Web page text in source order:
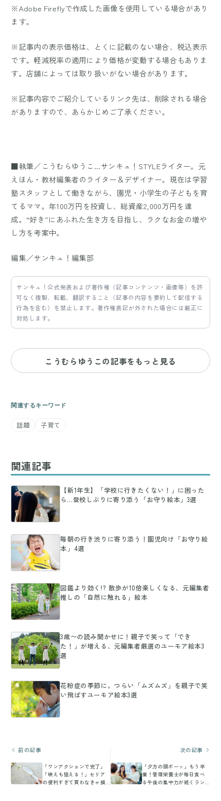
※Adobe Fireflyで作成した画像を使用している場合があり
ます。
※記事内の表示価格は、とくに記載のない場合、税込表示
です。軽減税率の適用により価格が変動する場合もありま
す。店舗によっては取り扱いがない場合があります。
※記事内容でご紹介しているリンク先は、削除される場合
がありますので、あらかじめご了承ください。
■執筆／こうむらゆうこ…サンキュ！STYLEライター。元
えほん・教材編集者のライター＆デザイナー。現在は学習
塾スタッフとして働きながら、園児・小学生の子どもを育
てるママ。年100万円を投資し、総資産2,000万円を達
成。“好き”にあふれた生き方を目指し、ラクなお金の増や
し方を考案中。
編集／サンキュ！編集部
サンキュ！公式発表および著作権（記事コンテンツ・画像等）を許
可なく複製、転載、翻訳すること（記事の内容を要約して配信する
行為を含む）を禁止します。著作権表記が外された場合には厳正に
対処します。
こうむらゆうこの記事をもっと見る
関連するキーワード
話題 子育て
関連記事
【新1年生】「学校に行きたくない！」に困った
ら…登校しぶりに寄り添う「お守り絵本」3選
毎朝の行き渋りに寄り添う！園児向け「お守り絵
本」4選
図鑑より効く!? 散歩が10倍楽しくなる、元編集者
推しの「自然に触れる」絵本
3歳〜の読み聞かせに！親子で笑って「でき
た！」が増える、元編集者厳選のユーモア絵本3
選
花粉症の季節に。つらい「ムズムズ」を親子で笑
い飛ばすユーモア絵本3選
前の記事
「ワンアクションで完了」
「映えも狙える！」セリア
の便利すぎて買わなきゃ損
次の記事
「夕方の頭ボーッ」もう卒
業！管理栄養士が毎日食べ
る午後の集中力が続くラン